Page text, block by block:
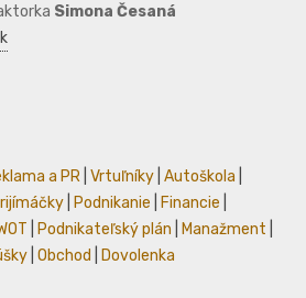
Simona Česaná
a PR Vrtuľníky Autoškola
Podnikanie Financie
Podnikateľský plán Manažment
Obchod Dovolenka